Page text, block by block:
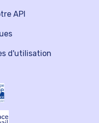
API
d'utilisation